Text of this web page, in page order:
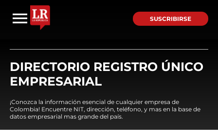
SUSCRIBIRSE
DIRECTORIO REGISTRO ÚNICO
EMPRESARIAL
¡Conozca la información esencial de cualquier empresa de
Colombia! Encuentre NIT, dirección, teléfono, y mas en la base de
datos empresarial mas grande del país.